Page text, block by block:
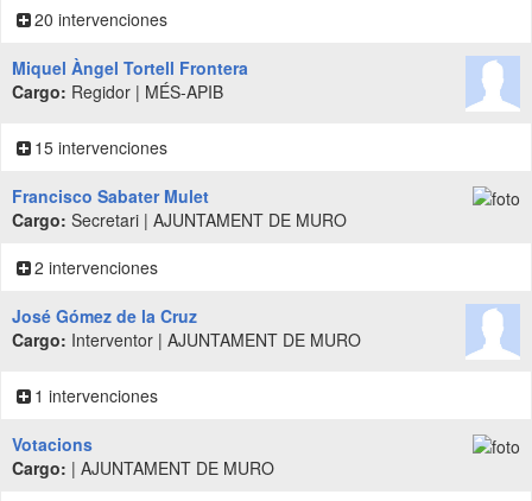
20 intervenciones
Miquel Àngel Tortell Frontera
Cargo: Regidor | MÉS-APIB
15 intervenciones
Francisco Sabater Mulet
Cargo: Secretari | AJUNTAMENT DE MURO
2 intervenciones
José Gómez de la Cruz
Cargo: Interventor | AJUNTAMENT DE MURO
1 intervenciones
Votacions
Cargo: | AJUNTAMENT DE MURO